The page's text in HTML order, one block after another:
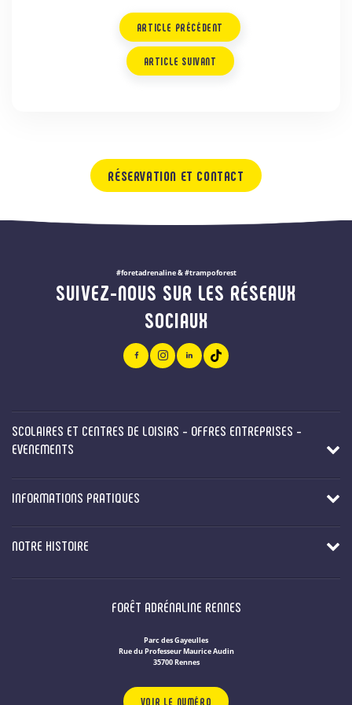
ARTICLE PRÉCÉDENT
ARTICLE SUIVANT
RÉSERVATION ET CONTACT
#foretadrenaline & #trampoforest
SUIVEZ-NOUS SUR LES RÉSEAUX
SOCIAUX
SCOLAIRES ET CENTRES DE LOISIRS - OFFRES ENTREPRISES -
EVENEMENTS
INFORMATIONS PRATIQUES
NOTRE HISTOIRE
FORÊT ADRÉNALINE RENNES
Parc des Gayeulles
Rue du Professeur Maurice Audin
35700 Rennes
VOIR LE NUMÉRO